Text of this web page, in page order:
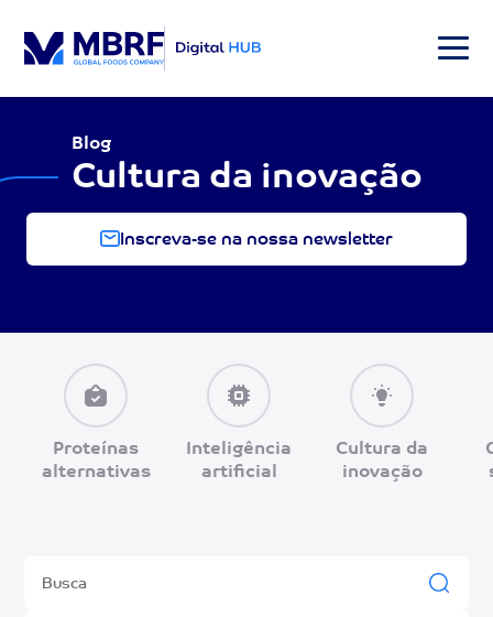
Blog
Cultura da inovação
Inscreva-se na nossa newsletter
Proteínas
alternativas
Inteligência
artificial
Cultura da
inovação